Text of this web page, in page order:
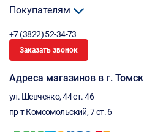
Покупателям
+7 (3822) 52-34-73
Заказать звонок
Адреса магазинов в г. Томск
ул. Шевченко, 44 ст. 46
пр-т Комсомольский, 7 ст. 6